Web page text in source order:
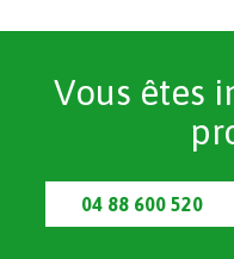
Vous êtes
04 88 600 520